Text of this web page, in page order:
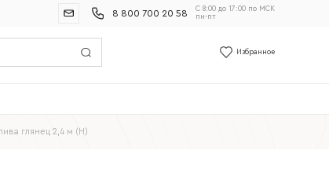
8 800 700 20 58
С 8:00 до 17:00 по МСК
пн-пт
Избранное
глянец 2,4 м (Н)